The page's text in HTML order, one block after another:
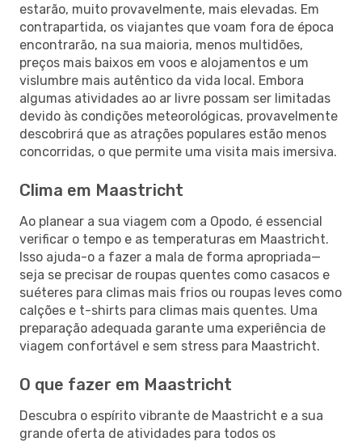
estarão, muito provavelmente, mais elevadas. Em
contrapartida, os viajantes que voam fora de época
encontrarão, na sua maioria, menos multidões,
preços mais baixos em voos e alojamentos e um
vislumbre mais autêntico da vida local. Embora
algumas atividades ao ar livre possam ser limitadas
devido às condições meteorológicas, provavelmente
descobrirá que as atrações populares estão menos
concorridas, o que permite uma visita mais imersiva.
Clima em Maastricht
Ao planear a sua viagem com a Opodo, é essencial
verificar o tempo e as temperaturas em Maastricht.
Isso ajuda-o a fazer a mala de forma apropriada—
seja se precisar de roupas quentes como casacos e
suéteres para climas mais frios ou roupas leves como
calções e t-shirts para climas mais quentes. Uma
preparação adequada garante uma experiência de
viagem confortável e sem stress para Maastricht.
O que fazer em Maastricht
Descubra o espírito vibrante de Maastricht e a sua
grande oferta de atividades para todos os